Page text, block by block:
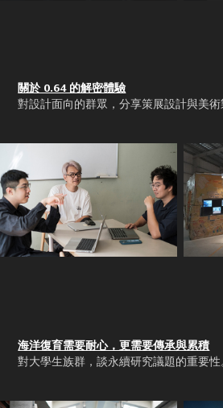
關於 0.64 的解密體驗
對設計面向的群眾，分享策展設計與美術
海洋復育需要耐心，更需要傳承與累積
對大學生族群，談永續研究議題的重要性